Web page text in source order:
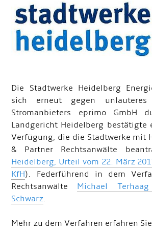
Die Stadtwerke Heidelberg
sich erneut gegen unlauteres
Stromanbieters eprimo GmbH
Landgericht Heidelberg bestätigte
Verfügung, die die Stadtwerke mit
& Partner Rechtsanwälte
Heidelberg, Urteil vom 22. März
KfH). Federführend in dem
Rechtsanwälte Michael
Schwarz.
Mehr zu dem Verfahren erfahren Sie